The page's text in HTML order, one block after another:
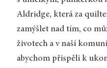
Aldridge, která za
zamýšlet nad tím, co
životech a v naší
abychom přispěli k